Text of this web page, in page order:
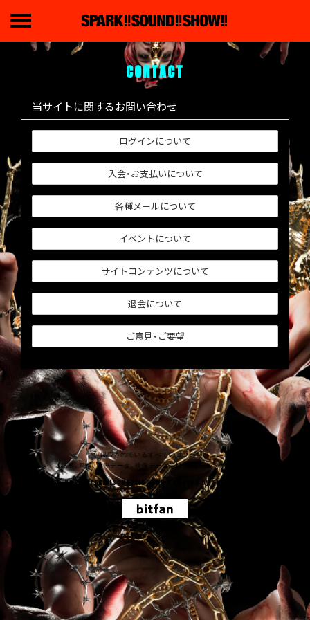
CONTACT
当サイトに関するお問い合わせ
ログインについて
入会・お支払いについて
各種メールについて
イベントについて
サイトコンテンツについて
退会について
ご意見・ご要望
掲載されているすべてのコンテンツ
(記事、画像、音声データ、映像データ等)の無断転載を禁じます。
© 2026 SPARK!!SOUND!!SHOW!! Powered bySKIYAKI Inc.